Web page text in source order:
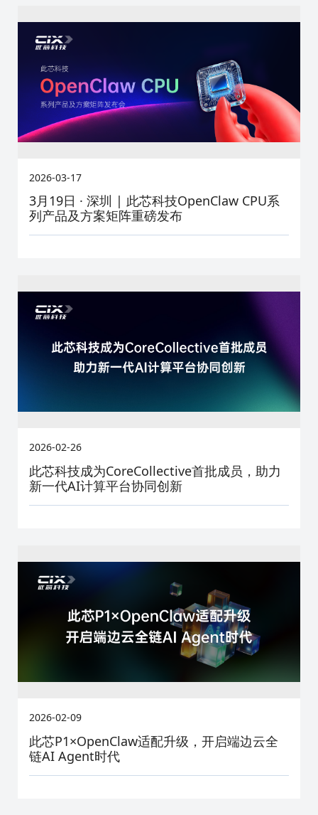
2026-03-17
3月19日 · 深圳 | 此芯科技OpenClaw CPU系
列产品及方案矩阵重磅发布
2026-02-26
此芯科技成为CoreCollective首批成员，助力
新一代AI计算平台协同创新
2026-02-09
此芯P1×OpenClaw适配升级，开启端边云全
链AI Agent时代